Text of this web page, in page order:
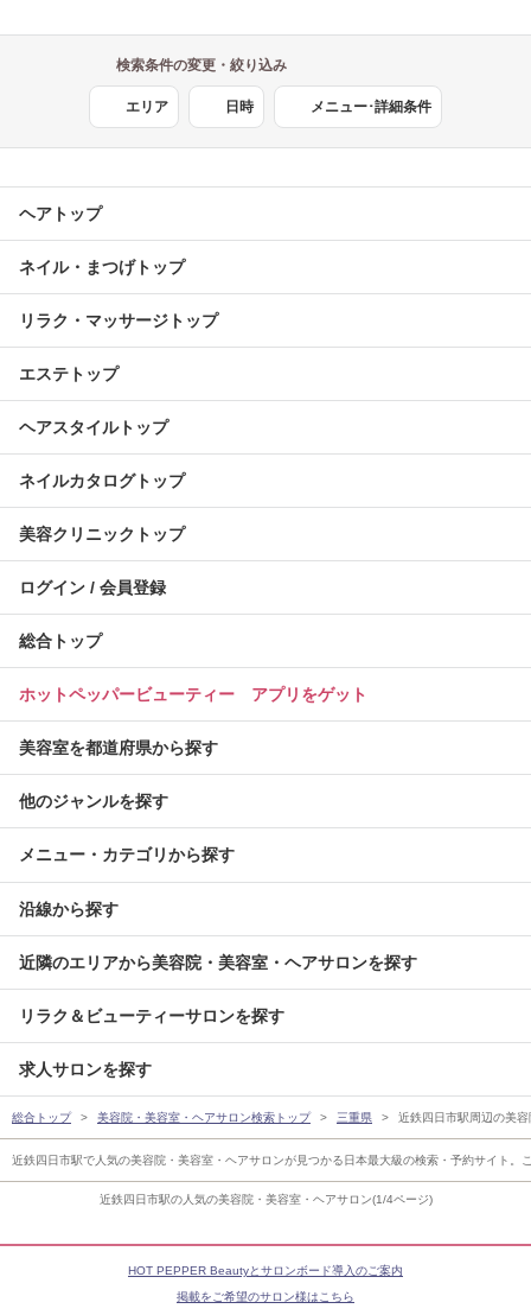
近鉄四日市駅の人気の美容院・美容室・ヘアサロン(1/4ページ)
検索条件の変更・絞り込み
エリア 日時 メニュー･詳細条件
ヘアトップ
ネイル・まつげトップ
リラク・マッサージトップ
エステトップ
ヘアスタイルトップ
ネイルカタログトップ
美容クリニックトップ
ログイン / 会員登録
総合トップ
ホットペッパービューティー アプリをゲット
美容室を都道府県から探す
他のジャンルを探す
メニュー・カテゴリから探す
沿線から探す
近隣のエリアから美容院・美容室・ヘアサロンを探す
リラク＆ビューティーサロンを探す
求人サロンを探す
総合トップ 美容院・美容室・ヘアサロン検索トップ 三重県 近鉄四日市駅周辺の美
近鉄四日市駅で人気の美容院・美容室・ヘアサロンが見つかる日本最大級の検索・予約サイト
HOT PEPPER Beautyとサロンボード導入のご案内
掲載をご希望のサロン様はこちら